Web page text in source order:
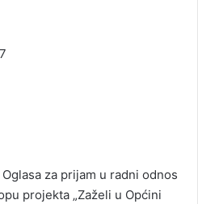
za prijam u radni odnos
projekta „Zaželi u Općini